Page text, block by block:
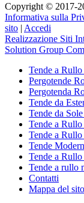
Copyright © 2017-
Informativa sulla
sito | Accedi
Realizzazione Siti
Solution Group
Tende a Rullo
Pergotende
Pergotenda
Tende da
Tende da
Tende a
Tende a
Tende
Tende a
Tende a rullo
Contatti
Mappa del sito